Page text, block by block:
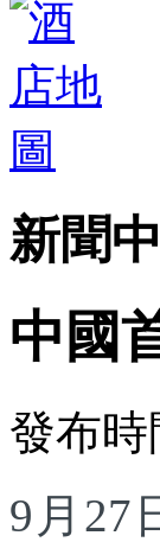
新聞
中國
發布時
9月27